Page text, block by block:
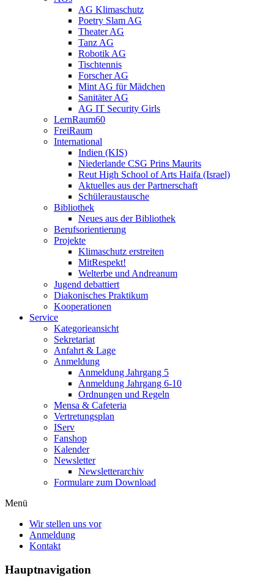
AG Klimaschutz
Poetry Slam AG
Theater AG
Tanz AG
Robotik AG
Tischtennis
Forscher AG
Mint AG für Mädchen
Sanitäter AG
AG IT Security Girls
LernRaum60
FreiRaum
International
Indien (KIS)
Niederlande CSG Prins Maurits
Reut High School of Arts Haifa (Israel)
Aktuelles aus der Partnerschaft
Schüleraustausche
Bibliothek
Neues aus der Bibliothek
Berufsorientierung
Projekte
Klimaschutz erstreiten
MitRespekt!
Welterbe und Andreanum
Jugend debattiert
Diakonisches Praktikum
Kooperationen
Service
Kategorieansicht
Sekretariat
Anfahrt & Lage
Anmeldung
Anmeldung Jahrgang 5
Anmeldung Jahrgang 6-10
Ordnungen und Regeln
Mensa & Cafeteria
Vertretungsplan
IServ
Fanshop
Kalender
Newsletter
Newsletterarchiv
Formulare zum Download
Menü
Wir stellen uns vor
Anmeldung
Kontakt
Hauptnavigation